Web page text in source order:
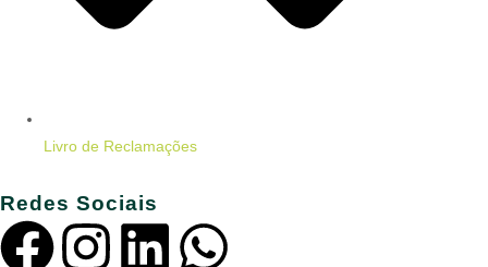
Livro de Reclamações
Redes Sociais